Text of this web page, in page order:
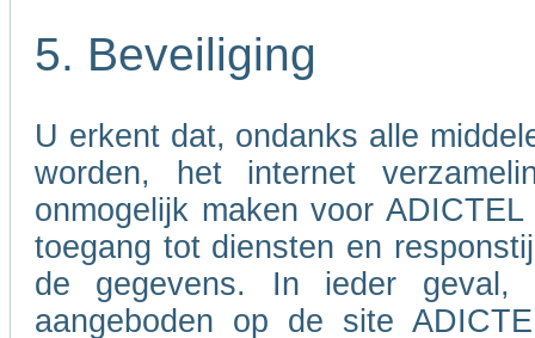
5. Beveiliging
U erkent dat, ondanks alle
worden, het internet
onmogelijk maken voor
toegang tot diensten en
de gegevens. In ieder
aangeboden op de site